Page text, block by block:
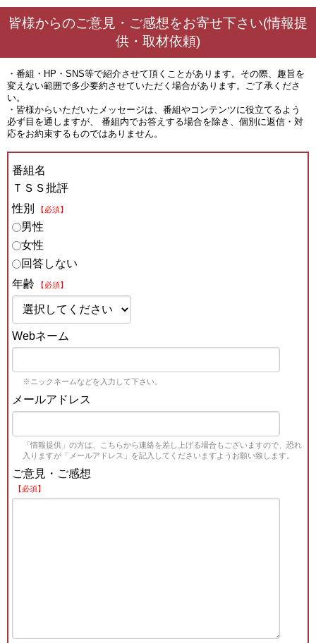
皆様からのご意見・ご感想をお寄せ下さい(情報提
供・取材依頼)
・番組・HP・SNS等で紹介させて頂くことがあります。その際、趣旨を
変えない範囲で多少要約させていただく場合があります。ご了承くださ
い。
・皆様からいただいたメッセージは、番組やコンテンツに役立てるよう
必ず目を通しますが、 番組内でお答えする場合を除き、個別に返信・対
応をお約束するものではありません。
番組名
ＴＳＳ批評
性別
【必須】
男性
女性
回答しない
年齢
【必須】
Webネーム
※ニックネームなどを入力して下さい。
メールアドレス
「情報提供」の方は、こちらから連絡を差し上げる場合もございますので、恐れ
入りますが「メールアドレス」を記入してくださいますようお願い致します。
ご意見・ご感想
【必須】